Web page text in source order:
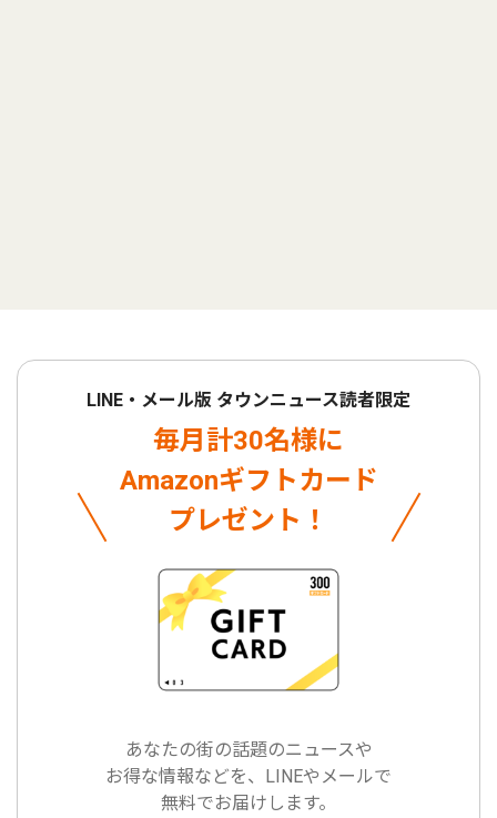
LINE・メール版 タウンニュース読者限定
毎月計30名様に
Amazonギフトカード
プレゼント！
あなたの街の話題のニュースや
お得な情報などを、LINEやメールで
無料でお届けします。